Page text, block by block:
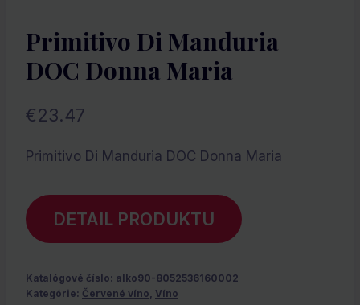
Primitivo Di Manduria
DOC Donna Maria
€23.47
Primitivo Di Manduria DOC Donna Maria
DETAIL PRODUKTU
Katalógové číslo: alko90-8052536160002
Kategórie: Červené víno, Víno